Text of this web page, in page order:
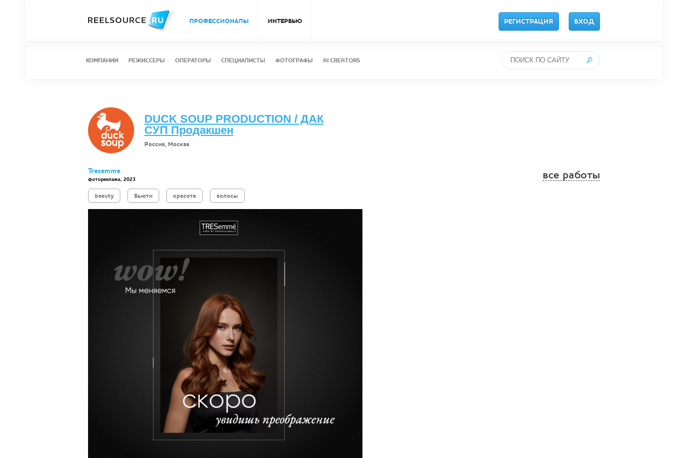
ПРОФЕССИОНАЛЫ ИНТЕРВЬЮ РЕГИСТРАЦИЯ ВХОД
КОМПАНИИ РЕЖИССЕРЫ ОПЕРАТОРЫ СПЕЦИАЛИСТЫ ФОТОГРАФЫ AI CREATORS
DUCK SOUP PRODUCTION / ДАК
СУП Продакшен
Россия, Москва
Tresemme все работы
фотореклама, 2023
beauty Бьюти красота волосы